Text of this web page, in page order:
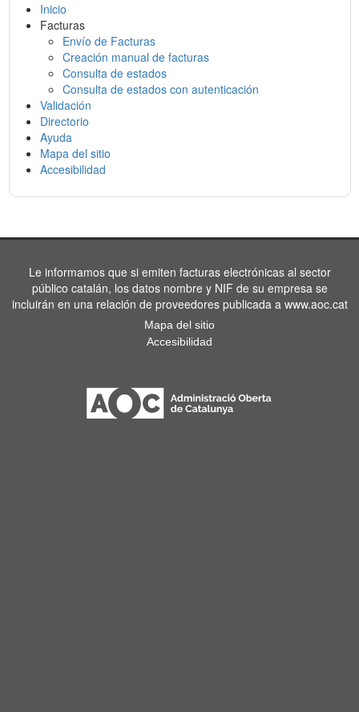
Inicio
Facturas
Envío de Facturas
Creación manual de facturas
Consulta de estados
Consulta de estados con autenticación
Validación
Directorio
Ayuda
Mapa del sitio
Accesibilidad
Le informamos que si emiten facturas electrónicas al sector
público catalán, los datos nombre y NIF de su empresa se
incluirán en una relación de proveedores publicada a www.aoc.cat
Mapa del sitio
Accesibilidad